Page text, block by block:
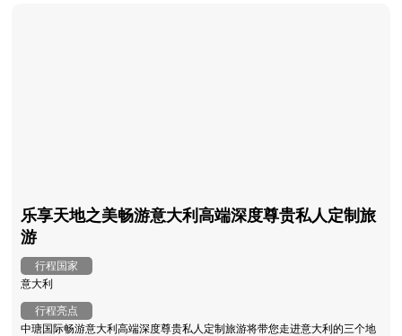
乐享天地之美畅游意大利高端深度尊贵私人定制旅
游
行程国家
意大利
行程亮点
中瑭国际畅游意大利高端深度尊贵私人定制旅游将带您走进意大利的三个地